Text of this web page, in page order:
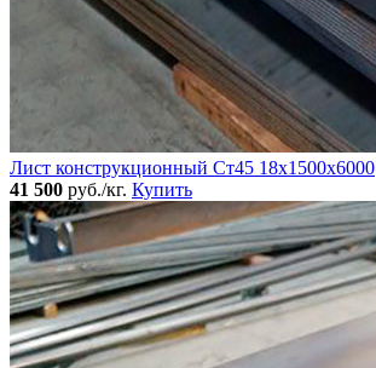
Лист конструкционный Ст45 18х1500х6000
41 500 руб./кг. Купить